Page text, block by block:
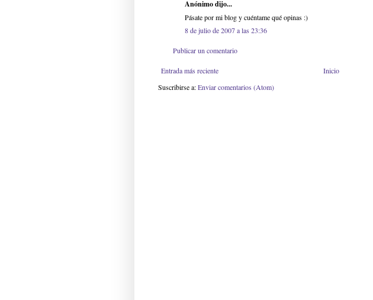
Anónimo dijo...
Pásate por mi blog y cuéntame qué opinas :)
8 de julio de 2007 a las 23:36
Publicar un comentario
Entrada más reciente
Inicio
Suscribirse a:Enviar comentarios (Atom)